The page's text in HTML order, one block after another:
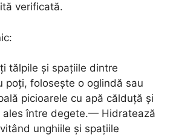
verificată.
tălpile și spațiile dintre
poți, folosește o oglindă sau
picioarele cu apă călduță și
ales între degete.— Hidratează
unghiile și spațiile